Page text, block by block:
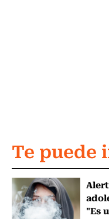
Te puede
"Es